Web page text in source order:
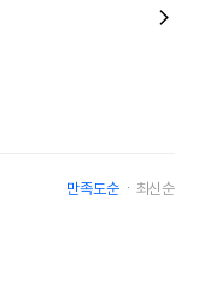
만족도순 최신순